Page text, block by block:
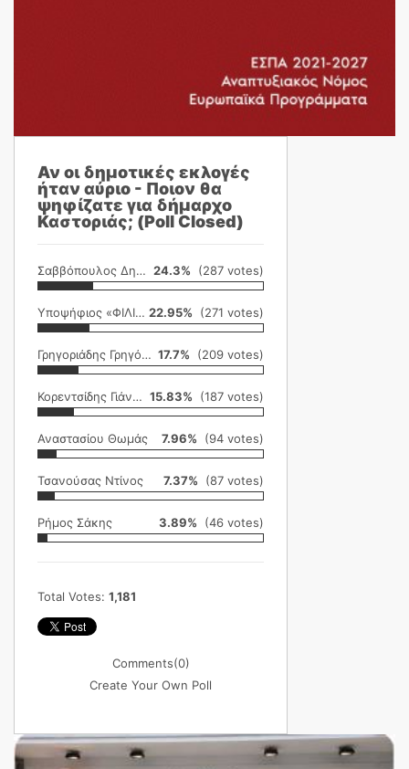
Αν οι δημοτικές εκλογές
ήταν αύριο - Ποιον θα
ψηφίζατε για δήμαρχο
Καστοριάς; (Poll Closed)
Σαββόπουλος Δημήτρης 24.3% (287 votes)
Υποψήφιος «ΦΙΛΙΚΗ ΕΤΑΙΡΕΙΑ» 22.95% (271 votes)
Γρηγοριάδης Γρηγόρης 17.7% (209 votes)
Κορεντσίδης Γιάννης 15.83% (187 votes)
Αναστασίου Θωμάς 7.96% (94 votes)
Τσανούσας Ντίνος 7.37% (87 votes)
Ρήμος Σάκης 3.89% (46 votes)
Total Votes: 1,181
Comments(0)
Create Your Own Poll